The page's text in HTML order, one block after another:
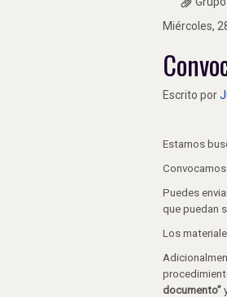
Miércoles,
Escrito por
Estamos
Puedes
que puedan
Los
documento”